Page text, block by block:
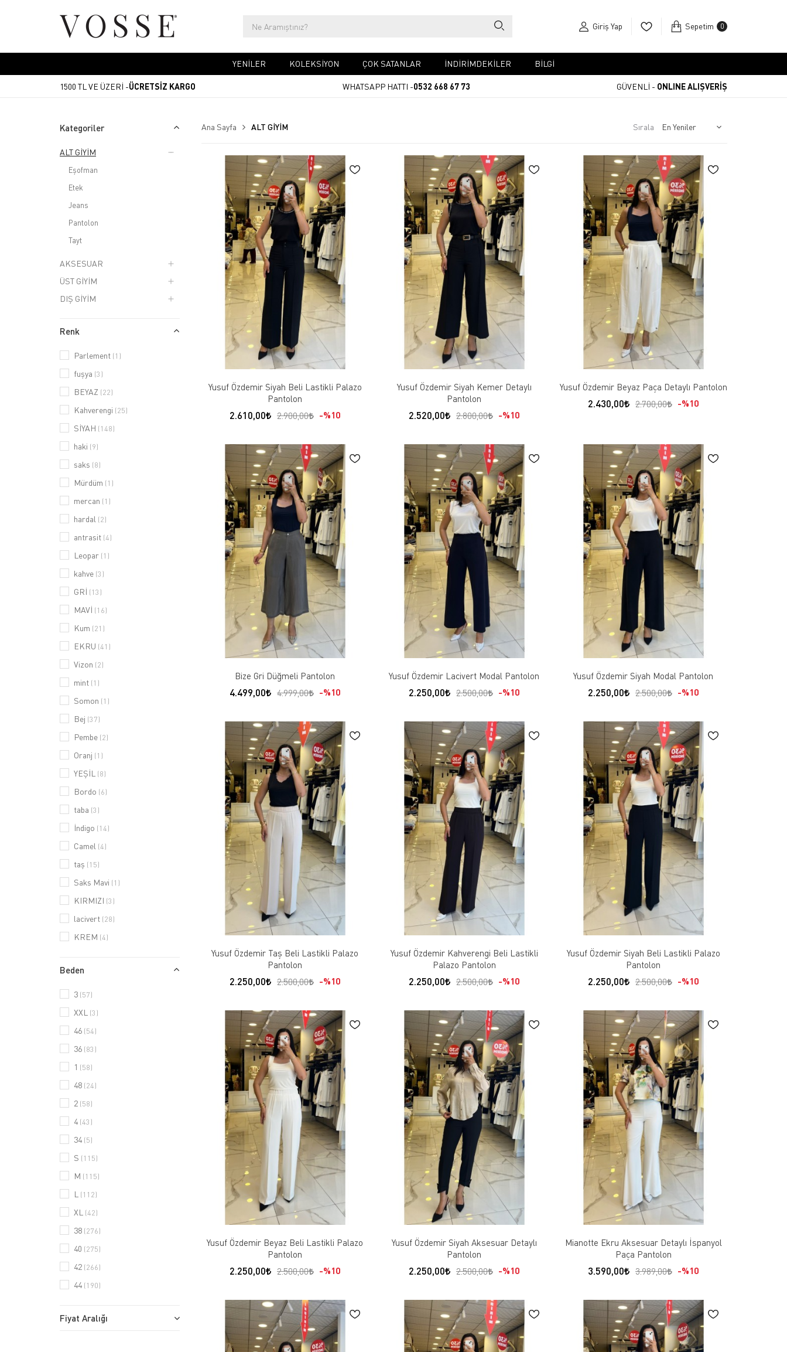
Giriş Yap Sepetim 0
YENİLER KOLEKSİYON ÇOK SATANLAR İNDİRİMDEKİLER BİLGİ
1500 TL VE ÜZERİ -ÜCRETSİZ KARGO WHATSAPP HATTI -0532 668 67 73 GÜVENLİ - ONLINE ALIŞVERİŞ
Kategoriler
ALT GİYİM
Eşofman
Etek
Jeans
Pantolon
Tayt
AKSESUAR
ÜST GİYİM
DIŞ GİYİM
Renk
Parlement (1)
fuşya (3)
BEYAZ (22)
Kahverengi (25)
SİYAH (148)
haki (9)
saks (8)
Mürdüm (1)
mercan (1)
hardal (2)
antrasit (4)
Leopar (1)
kahve (3)
GRİ (13)
MAVİ (16)
Kum (21)
EKRU (41)
Vizon (2)
mint (1)
Somon (1)
Bej (37)
Pembe (2)
Oranj (1)
YEŞİL (8)
Bordo (6)
taba (3)
İndigo (14)
Camel (4)
taş (15)
Saks Mavi (1)
KIRMIZI (3)
lacivert (28)
KREM (4)
Beden
3 (57)
XXL (3)
46 (54)
36 (83)
1 (58)
48 (24)
2 (58)
4 (43)
34 (5)
S (115)
M (115)
L (112)
XL (42)
38 (276)
40 (275)
42 (266)
44 (190)
Fiyat Aralığı
Ana Sayfa ALT GİYİM Sırala
Yusuf Özdemir Siyah Beli Lastikli Palazo
Pantolon
2.610,00 2.900,00 %10
Yusuf Özdemir Siyah Kemer Detaylı
Pantolon
2.520,00 2.800,00 %10
Yusuf Özdemir Beyaz Paça Detaylı Pantolon
2.430,00 2.700,00 %10
Bize Gri Düğmeli Pantolon
4.499,00 4.999,00 %10
Yusuf Özdemir Lacivert Modal Pantolon
2.250,00 2.500,00 %10
Yusuf Özdemir Siyah Modal Pantolon
2.250,00 2.500,00 %10
Yusuf Özdemir Taş Beli Lastikli Palazo
Pantolon
2.250,00 2.500,00 %10
Yusuf Özdemir Kahverengi Beli Lastikli
Palazo Pantolon
2.250,00 2.500,00 %10
Yusuf Özdemir Siyah Beli Lastikli Palazo
Pantolon
2.250,00 2.500,00 %10
Yusuf Özdemir Beyaz Beli Lastikli Palazo
Pantolon
2.250,00 2.500,00 %10
Yusuf Özdemir Siyah Aksesuar Detaylı
Pantolon
2.250,00 2.500,00 %10
Mianotte Ekru Aksesuar Detaylı İspanyol
Paça Pantolon
3.590,00 3.989,00 %10